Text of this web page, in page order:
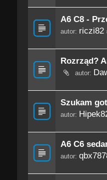
A6 C8 -
autor: riczi82
Rozrząd?
autor:
Szukam
autor:
A6 C6
autor: